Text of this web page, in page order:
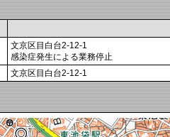
文京区目白台2-12-1
感染症発生による業務停止
文京区目白台2-12-1